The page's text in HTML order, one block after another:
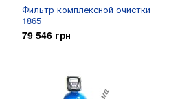
Фильтр комплексной очистки
1865
79 546 грн